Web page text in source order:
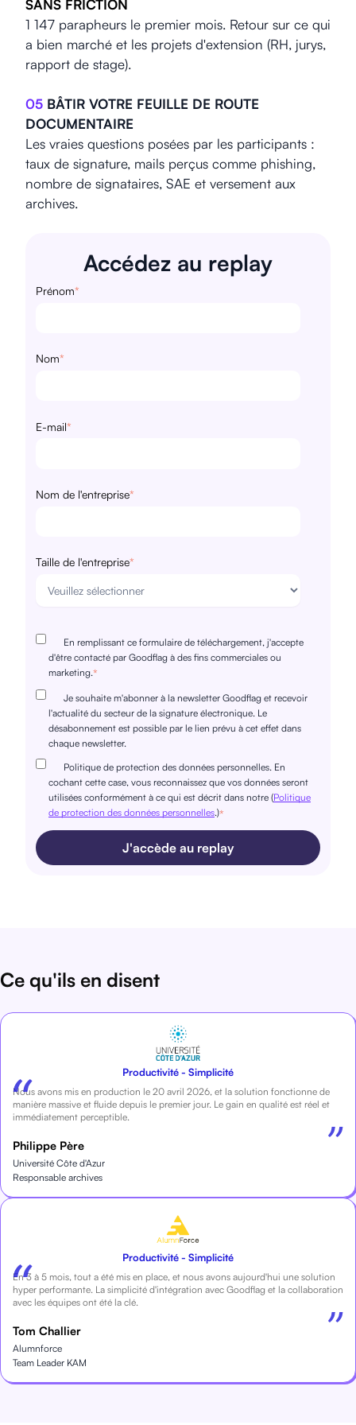
SANS FRICTION
1 147 parapheurs le premier mois. Retour sur ce qui
a bien marché et les projets d'extension (RH, jurys,
rapport de stage).
05 BÂTIR VOTRE FEUILLE DE ROUTE
DOCUMENTAIRE
Les vraies questions posées par les participants :
taux de signature, mails perçus comme phishing,
nombre de signataires, SAE et versement aux
archives.
Accédez au replay
Prénom*
Nom*
E-mail*
Nom de l'entreprise*
Taille de l'entreprise*
En remplissant ce formulaire de téléchargement, j'accepte
d'être contacté par Goodflag à des fins commerciales ou
marketing.*
Je souhaite m'abonner à la newsletter Goodflag et recevoir
l'actualité du secteur de la signature électronique. Le
désabonnement est possible par le lien prévu à cet effet dans
chaque newsletter.
Politique de protection des données personnelles. En
cochant cette case, vous reconnaissez que vos données seront
utilisées conformément à ce qui est décrit dans notre (Politique
de protection des données personnelles.)*
Ce qu'ils en disent
Productivité - Simplicité
Nous avons mis en production le 20 avril 2026, et la solution fonctionne de
manière massive et fluide depuis le premier jour. Le gain en qualité est réel et
immédiatement perceptible.
Philippe Père
Université Côte d'Azur
Responsable archives
Productivité - Simplicité
En 3 à 5 mois, tout a été mis en place, et nous avons aujourd'hui une solution
hyper performante. La simplicité d'intégration avec Goodflag et la collaboration
avec les équipes ont été la clé.
Tom Challier
Alumnforce
Team Leader KAM